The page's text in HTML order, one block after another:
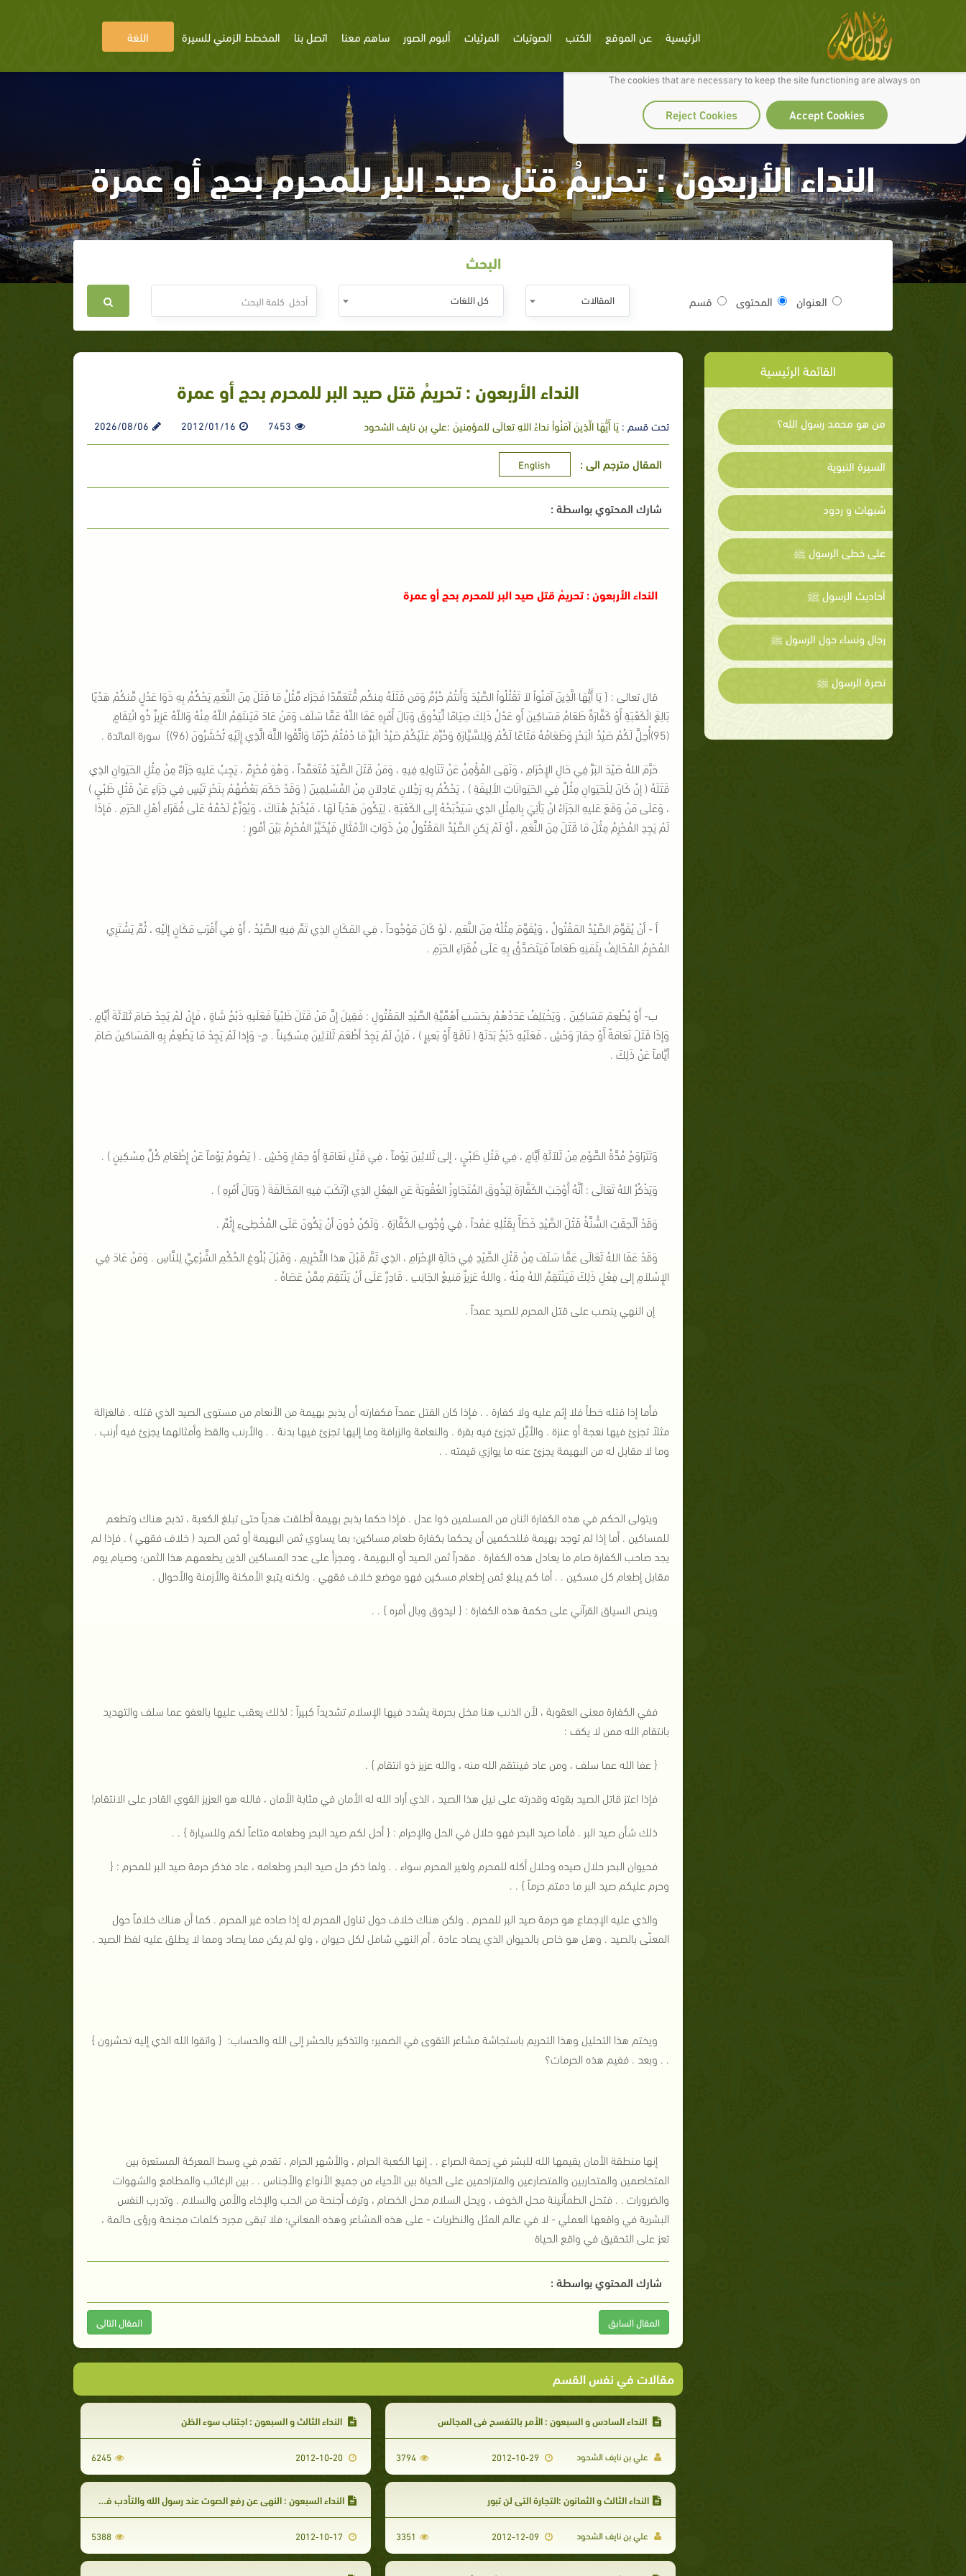
We use cookies to make our site work well for you and so we can continually improve it.
The cookies that are necessary to keep the site functioning are always on
Accept Cookies
Reject Cookies
الرئيسية عن الموقع الكتب الصوتيات المرئيات ألبوم الصور ساهم معنا اتصل بنا المخطط الزمني للسيرة اللغة
النداء الأربعون : تحريمُ قتل صيد البر للمحرم بحج أو عمرة
البحث
العنوان المحتوى قسم المقالات كل اللغات
القائمة الرئيسية
من هو محمد رسول الله؟
السيرة النبوية
شبهات و ردود
على خطى الرسول ﷺ
أحاديث الرسول ﷺ
رجال ونساء حول الرسول ﷺ
نصرة الرسول ﷺ
النداء الأربعون : تحريمُ قتل صيد البر للمحرم بحج أو عمرة
تحت قسم :يَا أَيُّهَا الَّذِينَ آمَنُواْ نداءُ اللهِ تعالَى للمؤمِنينَ :علي بن نايف الشحود 7453
2012/01/16
2026/08/06
المقال مترجم الى : English
شارك المحتوي بواسطة :
النداء الأربعون : تحريمُ قتل صيد البر للمحرم بحج أو عمرة
قال تعالى : { يَا أَيُّهَا الَّذِينَ آمَنُواْ لاَ تَقْتُلُواْ الصَّيْدَ وَأَنتُمْ حُرُمٌ وَمَن قَتَلَهُ مِنكُم مُّتَعَمِّدًا فَجَزَاء مِّثْلُ مَا قَتَلَ مِنَ النَّعَمِ يَحْكُمُ بِهِ ذَوَا عَدْلٍ مِّنكُمْ هَدْيًا
بَالِغَ الْكَعْبَةِ أَوْ كَفَّارَةٌ طَعَامُ مَسَاكِينَ أَو عَدْلُ ذَلِكَ صِيَامًا لِّيَذُوقَ وَبَالَ أَمْرِهِ عَفَا اللّهُ عَمَّا سَلَف وَمَنْ عَادَ فَيَنتَقِمُ اللّهُ مِنْهُ وَاللّهُ عَزِيزٌ ذُو انْتِقَامٍ
(95)أُحِلَّ لَكُمْ صَيْدُ الْبَحْرِ وَطَعَامُهُ مَتَاعًا لَكُمْ وَلِلسَّيَّارَةِ وَحُرِّمَ عَلَيْكُمْ صَيْدُ الْبَرِّ مَا دُمْتُمْ حُرُمًا وَاتَّقُوا اللَّهَ الَّذِي إِلَيْهِ تُحْشَرُونَ (96)} سورة المائدة .
حَرَّمَ اللهُ صَيْدَ البَرِّ فِي حَالِ الإِحْرَامِ ، وَنَهَى المُؤْمِنُ عَنْ تَنَاولِهِ فِيهِ ، وَمَنْ قَتَلَ الصَّيْدَ مُتَعَمِّداً ، وَهُوَ مُحْرِمٌ ، يَجِبُ عَليهِ جَزَاءٌ مِنْ مِثْلِ الحَيَوانِ الذِي
قَتَلَهُ ( إنْ كَانَ لِلْحَيَوانِ مِثْلٌ فِي الحَيَوانَاتِ الألِيفَةِ ) ، يَحْكُمُ بِهِ رَجُلانِ عَادِلاَنِ مِنْ المُسْلِمِينَ ( وَقَدْ حَكَمَ بَعْضُهُمْ بِنَحْرِ تَيْسٍ فِي جَزَاءٍ عَنْ قَتْلِ ظَبْيٍ )
، وَعَلَى مَنْ وَقَعَ عَليهِ الجَزَاءُ انْ يَأتِيَ بِالمِثْلِ الذِي سَيَذْبَحُهُ إلى الكَعْبَةِ ، لِيَكُونَ هَدْياً لَهَا ، فَيُذْبَحُ هُنَاكَ ، وَيُوَزَّعُ لَحْمُهُ عَلَى فُقَرَاءِ أهْلِ الحَرَمِ . فَإذَا
لَمْ يَجِدِ المُحْرِمُ مِثْلَ مَا قَتَلَ مِنَ النَّعَمِ ، أوْ لَمْ يَكنِ الصَّيْدُ المَقْتُولُ مِنْ ذَوَاتِ الأمْثَالِ فَيُخَيَّرُ المُحْرِمُ بَيْنَ أمُورٍ :
أ - أنْ يُقَوَّمَ الصَّيْدُ المَقْتُولُ ، وَيُقَوَّمَ مِثْلُهُ مِنَ النَّعَمِ ، لَوْ كَانَ مَوْجُوداً ، فِي المَكَانِ الذِي تَمَّ فِيهِ الصَّيْدُ ، أَوْ فِي أَقْرَبِ مَكَانٍ إلَيْهِ ، ثُمَّ يَشْتَرِي
المُحْرِمُ المُخَالِفُ بِثَمَنِهِ طَعَاماً فَيَتَصَدَّقُ بِهِ عَلَى فُقَرَاءِ الحَرَمِ .
ب- أَوْ يُطْعِمَ مَسَاكِينَ . وَيَخْتِلِفُ عَدَدُهُمْ بِحَسَبِ أهْمِّيَّةِ الصَّيْدِ المَقْتُولِ : فَقِيلَ إنَّ مَنْ قَتَلَ ظَبْياً فَعَلَيهِ ذَبْحُ شَاةٍ ، فَإِنْ لَمْ يَجِدْ صَامَ ثَلاَثَةَ أيَّامٍ .
وَإذَا قَتَلَ نَعَامَةً أَوْ حِمَارَ وَحْشٍ ، فَعَلَيْهِ ذَبْحُ بَدَنَةٍ ( نَاقَةٍ أَوْ بَعيرٍ ) ، فَإنْ لَمْ يَجِدْ أطْعَمَ ثَلاَثِينَ مِسْكِيناً . ج- وَإذا لَمْ يَجِدْ مَا يَطْعِمُ بِهِ المَسَاكينَ صَامَ
أيَّاماً عَنْ ذَلِكَ .
وَتَتَرَاوَحُ مُدَّةُ الصَّوْمِ مِنْ ثَلاَثَةِ أيَّامٍ ، فِي قَتْلِ ظَبْيٍ ، إلى ثَلاثِينَ يَوْماً ، فِي قَتْلِ نَعَامَةٍ أوْ حِمَارِ وَحْشٍ . ( يَصُومُ يَوْماً عَنْ إِطْعَامِ كُلِّ مِسْكِينٍ ) .
وَيَذْكُرُ اللهُ تَعَالَى : أنَّهُ أَوْجَبَ الكَفَّارَةَ لِيَذُوقَ المُتَجَاوِزُ العُقُوبَةَ عَنِ الفِعْلِ الذِي ارْتَكَبَ فِيهِ المَخَالَفَةَ ( وَبَالَ أمْرِهِ ) .
وَقَدْ ألْحِقَتِ السُّنَّةُ قَتْلَ الصَّيْدِ خَطَأً بِقَتْلِهِ عَمْداً ، فِي وُجُوبِ الكَفَّارَةِ . وَلَكِنْ دُونَ أنْ يَكُونَ عَلَى المُخْطِىءِ إِثْمٌ .
وَقَدْ عَفَا اللهُ تَعَالَى عَمَّا سَلَفَ مِنْ قَتْلِ الصَّيْدِ فِي حَالَةِ الإحْرَامِ ، الذِي تَمَّ قَبْلَ هذا التَّحْرِيمِ ، وَقَبْلَ بُلُوغِ الحُكْمِ الشَّرْعِيِّ لِلنَّاسِ . وَمَنْ عَادَ فِي
الإِسْلاَمِ إلى فِعْلِ ذَلِكَ فَيَنْتَقِمُ اللهُ مِنْهُ ، واللهُ عَزيزٌ مَنيعُ الجَانِبِ . قَادِرٌ عَلَى أنْ يَنْتَقِمَ مِمَّنْ عَصَاهُ .
إن النهي ينصب على قتل المحرم للصيد عمداً .
فأما إذا قتله خطأ فلا إثم عليه ولا كفارة . . فإذا كان القتل عمداً فكفارته أن يذبح بهيمة من الأنعام من مستوى الصيد الذي قتله . فالغزالة
مثلاً تجزئ فيها نعجة أو عنزة . والأيِّل تجزئ فيه بقرة . والنعامة والزرافة وما إليها تجزئ فيها بدنة . . والأرنب والقط وأمثالهما يجزئ فيه أرنب .
وما لا مقابل له من البهيمة يجزئ عنه ما يوازي قيمته . .
ويتولى الحكم في هذه الكفارة اثنان من المسلمين ذوا عدل . فإذا حكما بذبح بهيمة أطلقت هدياً حتى تبلغ الكعبة ، تذبح هناك وتطعم
للمساكين . أما إذا لم توجد بهيمة فللحكمين أن يحكما بكفارة طعام مساكين؛ بما يساوي ثمن البهيمة أو ثمن الصيد ( خلاف فقهي ) . فإذا لم
يجد صاحب الكفارة صام ما يعادل هذه الكفارة . مقدراً ثمن الصيد أو البهيمة ، ومجزأ على عدد المساكين الذين يطعمهم هذا الثمن؛ وصيام يوم
مقابل إطعام كل مسكين . . أما كم يبلغ ثمن إطعام مسكين فهو موضع خلاف فقهي . ولكنه يتبع الأمكنة والأزمنة والأحوال .
وينص السياق القرآني على حكمة هذه الكفارة : { ليذوق وبال أمره } . .
ففي الكفارة معنى العقوبة ، لأن الذنب هنا مخل بحرمة يشدد فيها الإسلام تشديداً كبيراً : لذلك يعقب عليها بالعفو عما سلف والتهديد
بانتقام الله ممن لا يكف :
{ عفا الله عما سلف ، ومن عاد فينتقم الله منه ، والله عزيز ذو انتقام } .
فإذا اعتز قاتل الصيد بقوته وقدرته على نيل هذا الصيد ، الذي أراد الله له الأمان في مثابة الأمان ، فالله هو العزيز القوي القادر على الانتقام!
ذلك شأن صيد البر . فأما صيد البحر فهو حلال في الحل والإحرام : { أحل لكم صيد البحر وطعامه متاعاً لكم وللسيارة } . .
فحيوان البحر حلال صيده وحلال أكله للمحرم ولغير المحرم سواء . . ولما ذكر حل صيد البحر وطعامه ، عاد فذكر حرمة صيد البر للمحرم : {
وحرم عليكم صيد البر ما دمتم حرماً } . .
والذي عليه الإجماع هو حرمة صيد البر للمحرم . ولكن هناك خلاف حول تناول المحرم له إذا صاده غير المحرم . كما أن هناك خلافاً حول
المعنّى بالصيد . وهل هو خاص بالحيوان الذي يصاد عادة . أم النهي شامل لكل حيوان ، ولو لم يكن مما يصاد ومما لا يطلق عليه لفظ الصيد .
ويختم هذا التحليل وهذا التحريم باستجاشة مشاعر التقوى في الضمير؛ والتذكير بالحشر إلى الله والحساب: { واتقوا الله الذي إليه تحشرون }
. . وبعد . ففيم هذه الحرمات؟
إنها منطقة الأمان يقيمها الله للبشر في زحمة الصراع . . إنها الكعبة الحرام ، والأشهر الحرام ، تقدم في وسط المعركة المستعرة بين
المتخاصمين والمتحاربين والمتصارعين والمتزاحمين على الحياة بين الأحياء من جميع الأنواع والأجناس . . بين الرغائب والمطامع والشهوات
والضرورات . . فتحل الطمأنينة محل الخوف ، ويحل السلام محل الخصام ، وترف أجنحة من الحب والإخاء والأمن والسلام . وتدرب النفس
البشرية في واقعها العملي - لا في عالم المثل والنظريات - على هذه المشاعر وهذه المعاني؛ فلا تبقى مجرد كلمات مجنحة ورؤى حالمة ،
تعز على التحقيق في واقع الحياة
شارك المحتوي بواسطة :
المقال السابق المقال التالى
مقالات في نفس القسم
النداء السادس و السبعون : الأمر بالتفسح في المجالس
علي بن نايف الشحود 3794
النداء الثالث و السبعون : اجتناب سوء الظن
2012-10-20
6245
النداء الثالث و الثمانون :التجارة التي لن تبور
علي بن نايف الشحود 3351
النداء السبعون : النهي عن رفع الصوت عند رسول الله والتأدب في خطابه
5388